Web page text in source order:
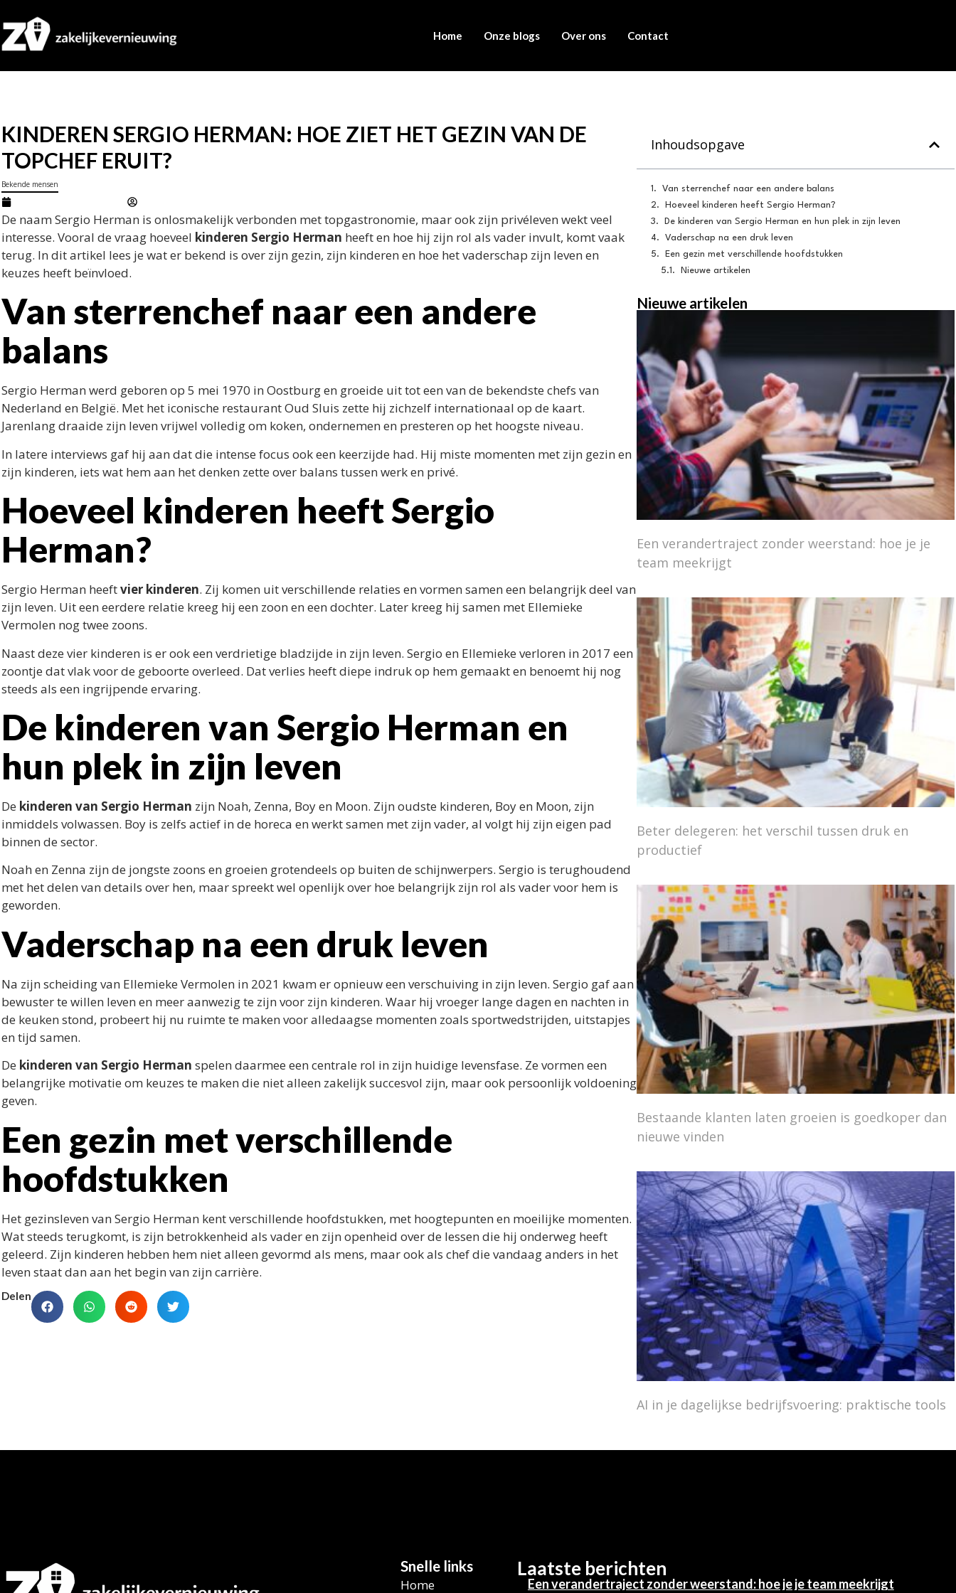
Home Onze blogs Over ons Contact
KINDEREN SERGIO HERMAN: HOE ZIET HET GEZIN VAN DE
TOPCHEF ERUIT?
Bekende mensen
De naam Sergio Herman is onlosmakelijk verbonden met topgastronomie, maar ook zijn privéleven wekt veel
interesse. Vooral de vraag hoeveel kinderen Sergio Herman heeft en hoe hij zijn rol als vader invult, komt vaak
terug. In dit artikel lees je wat er bekend is over zijn gezin, zijn kinderen en hoe het vaderschap zijn leven en
keuzes heeft beïnvloed.
Van sterrenchef naar een andere
balans
Sergio Herman werd geboren op 5 mei 1970 in Oostburg en groeide uit tot een van de bekendste chefs van
Nederland en België. Met het iconische restaurant Oud Sluis zette hij zichzelf internationaal op de kaart.
Jarenlang draaide zijn leven vrijwel volledig om koken, ondernemen en presteren op het hoogste niveau.
In latere interviews gaf hij aan dat die intense focus ook een keerzijde had. Hij miste momenten met zijn gezin en
zijn kinderen, iets wat hem aan het denken zette over balans tussen werk en privé.
Hoeveel kinderen heeft Sergio
Herman?
Sergio Herman heeftvier kinderen. Zij komen uit verschillende relaties en vormen samen een belangrijk deel van
zijn leven. Uit een eerdere relatie kreeg hij een zoon en een dochter. Later kreeg hij samen met Ellemieke
Vermolen nog twee zoons.
Naast deze vier kinderen is er ook een verdrietige bladzijde in zijn leven. Sergio en Ellemieke verloren in 2017 een
zoontje dat vlak voor de geboorte overleed. Dat verlies heeft diepe indruk op hem gemaakt en benoemt hij nog
steeds als een ingrijpende ervaring.
De kinderen van Sergio Herman en
hun plek in zijn leven
De kinderen van Sergio Herman zijn Noah, Zenna, Boy en Moon. Zijn oudste kinderen, Boy en Moon, zijn
inmiddels volwassen. Boy is zelfs actief in de horeca en werkt samen met zijn vader, al volgt hij zijn eigen pad
binnen de sector.
Noah en Zenna zijn de jongste zoons en groeien grotendeels op buiten de schijnwerpers. Sergio is terughoudend
met het delen van details over hen, maar spreekt wel openlijk over hoe belangrijk zijn rol als vader voor hem is
geworden.
Vaderschap na een druk leven
Na zijn scheiding van Ellemieke Vermolen in 2021 kwam er opnieuw een verschuiving in zijn leven. Sergio gaf aan
bewuster te willen leven en meer aanwezig te zijn voor zijn kinderen. Waar hij vroeger lange dagen en nachten in
de keuken stond, probeert hij nu ruimte te maken voor alledaagse momenten zoals sportwedstrijden, uitstapjes
en tijd samen.
De kinderen van Sergio Herman spelen daarmee een centrale rol in zijn huidige levensfase. Ze vormen een
belangrijke motivatie om keuzes te maken die niet alleen zakelijk succesvol zijn, maar ook persoonlijk voldoening
geven.
Een gezin met verschillende
hoofdstukken
Het gezinsleven van Sergio Herman kent verschillende hoofdstukken, met hoogtepunten en moeilijke momenten.
Wat steeds terugkomt, is zijn betrokkenheid als vader en zijn openheid over de lessen die hij onderweg heeft
geleerd. Zijn kinderen hebben hem niet alleen gevormd als mens, maar ook als chef die vandaag anders in het
leven staat dan aan het begin van zijn carrière.
Delen
Inhoudsopgave
Van sterrenchef naar een andere balans
Hoeveel kinderen heeft Sergio Herman?
De kinderen van Sergio Herman en hun plek in zijn leven
Vaderschap na een druk leven
Een gezin met verschillende hoofdstukken
Nieuwe artikelen
Nieuwe artikelen
Een verandertraject zonder weerstand: hoe je je
team meekrijgt
Beter delegeren: het verschil tussen druk en
productief
Bestaande klanten laten groeien is goedkoper dan
nieuwe vinden
AI in je dagelijkse bedrijfsvoering: praktische tools
Snelle links
Home
Laatste berichten
Een verandertraject zonder weerstand: hoe je je team meekrijgt